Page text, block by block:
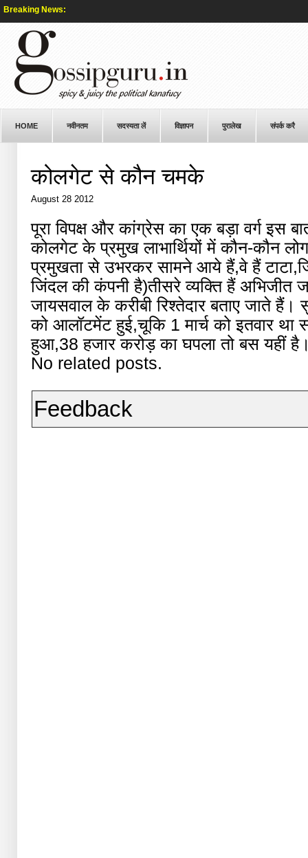
Breaking News:
HOME नवीनतम सदस्यता लें विज्ञापन पुरालेख संपर्क करै
कोलगेट से कौन चमके
August 28 2012
पूरा विपक्ष और कांग्रेस का एक बड़ा वर्ग इस
कोलगेट के प्रमुख लाभार्थियों में कौन-कौन
प्रमुखता से उभरकर सामने आये हैं,वे हैं
जिंदल की कंपनी है)तीसरे व्यक्ति हैं अभिजीत
जायसवाल के करीबी रिश्तेदार बताए जाते
को आलॉटमेंट हुई,चूकि 1 मार्च को इतवार था
हुआ,38 हजार करोड़ का घपला तो बस यहीं
No related posts.
Feedback